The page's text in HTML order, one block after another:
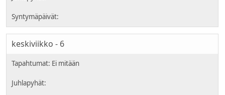
keskiviikko - 6